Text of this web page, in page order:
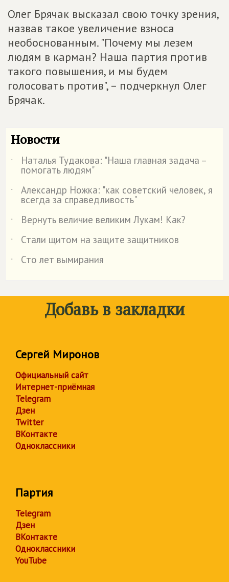
Олег Брячак высказал свою точку зрения,
назвав такое увеличение взноса
необоснованным. "Почему мы лезем
людям в карман? Наша партия против
такого повышения, и мы будем
голосовать против", – подчеркнул Олег
Брячак.
Новости
˙ Наталья Тудакова: "Наша главная задача –
помогать людям"
˙
Александр Ножка: "как советский человек, я
всегда за справедливость"
˙
Вернуть величие великим Лукам! Как?
˙
Стали щитом на защите защитников
˙
Сто лет вымирания
Добавь в закладки
Сергей Миронов
Официальный сайт
Интернет-приёмная
Telegram
Дзен
Twitter
ВКонтакте
Одноклассники
Партия
Telegram
Дзен
ВКонтакте
Одноклассники
YouTube